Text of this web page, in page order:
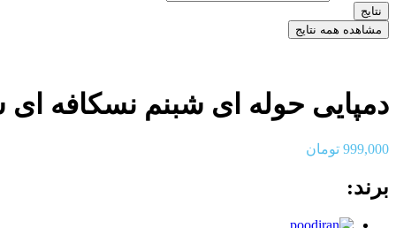
نتایج
مشاهده همه نتایج
دمپایی حوله ای شبنم نسکافه ای
999,000 تومان
برند: